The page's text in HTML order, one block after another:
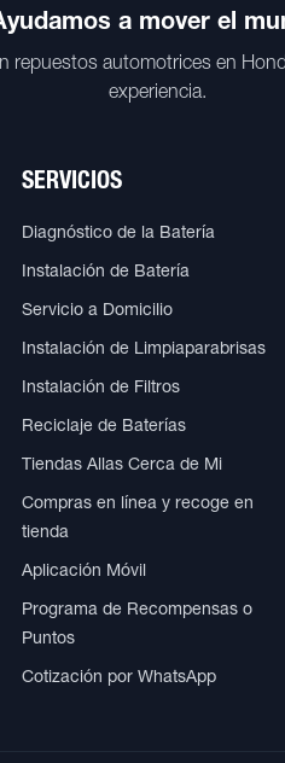
a mover el
repuestos automotrices en
experiencia.
SERVICIOS
Diagnóstico de la Batería
Instalación de Batería
Servicio a Domicilio
Instalación de Limpiaparabrisas
Instalación de Filtros
Reciclaje de Baterías
Tiendas Allas Cerca de Mi
Compras en línea y recoge en
tienda
Aplicación Móvil
Programa de Recompensas o
Puntos
Cotización por WhatsApp